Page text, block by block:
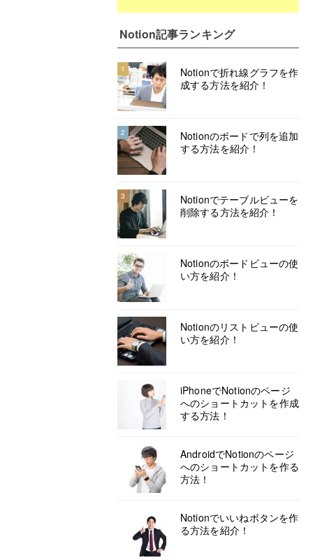
Notion記事ランキング
1
Notionで折れ線グラフを作
成する方法を紹介！
2
Notionのボードで列を追加
する方法を紹介！
3
Notionでテーブルビューを
削除する方法を紹介！
Notionのボードビューの使
い方を紹介！
Notionのリストビューの使
い方を紹介！
iPhoneでNotionのページ
へのショートカットを作成
する方法！
AndroidでNotionのページ
へのショートカットを作る
方法！
Notionでいいねボタンを作
る方法を紹介！